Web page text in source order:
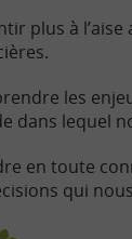
plus à
les
dans lequel
en toute
qui